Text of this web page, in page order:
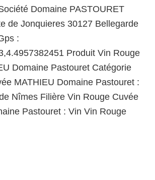
Domaine PASTOURET
de Jonquieres 30127 Bellegarde
:
Produit Vin Rouge
Domaine Pastouret Catégorie
MATHIEU Domaine Pastouret :
Nîmes Filière Vin Rouge Cuvée
Pastouret : Vin Vin Rouge